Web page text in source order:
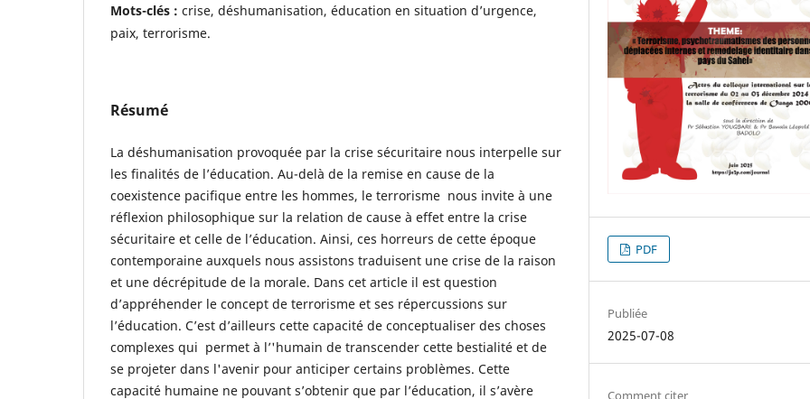
Mots-clés : crise, déshumanisation, éducation en situation d’urgence,
paix, terrorisme.
Résumé
La déshumanisation provoquée par la crise sécuritaire nous interpelle sur
les finalités de l’éducation. Au-delà de la remise en cause de la
coexistence pacifique entre les hommes, le terrorisme nous invite à une
réflexion philosophique sur la relation de cause à effet entre la crise
sécuritaire et celle de l’éducation. Ainsi, ces horreurs de cette époque
contemporaine auxquels nous assistons traduisent une crise de la raison
et une décrépitude de la morale. Dans cet article il est question
d’appréhender le concept de terrorisme et ses répercussions sur
l’éducation. C’est d’ailleurs cette capacité de conceptualiser des choses
complexes qui permet à l’'humain de transcender cette bestialité et de
se projeter dans l'avenir pour anticiper certains problèmes. Cette
capacité humaine ne pouvant s’obtenir que par l’éducation, il s’avère
PDF
Publiée
2025-07-08
Comment citer